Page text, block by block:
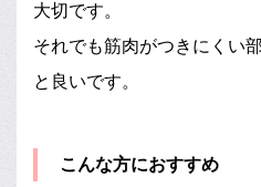
大切です。
それでも筋肉がつきにくい
と良いです。
こんな方におすすめ